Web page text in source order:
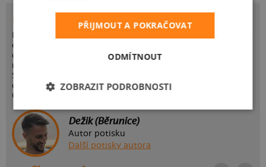
POTISK PRDLÁ
Když si jen tak na pohodu visíš v lustru v obýváku, plánuješ
co dneska podnikneš a najednou zavolá kámoška s
dotazem kam vyrazíme? Půjdeme si zablikat na chodbu
nebo to rozsvítíme na parketu v oblíbeným klubu?
Střídavej nebo stejnosměrnej proud se dneska neřeší,
dneska budeme zářit jak zářivky. No není tak trochu prdlá?
Odteď jí najdeš i u nás na triku.
Dežik (Běrunice)
Autor potisku
Další potisky autora
PŘIJMOUT A POKRAČOVAT
ODMÍTNOUT
ZOBRAZIT PODROBNOSTI